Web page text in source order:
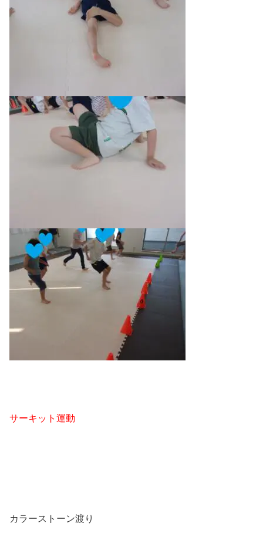
サーキット運動
カラーストーン渡り